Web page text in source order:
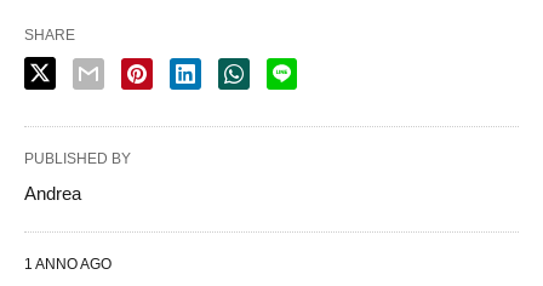
SHARE
PUBLISHED BY
Andrea
1 ANNO AGO